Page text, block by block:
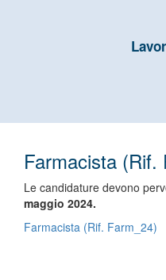
Farmacista (Rif.
Le candidature devono
maggio 2024.
Farmacista (Rif. Farm_24)